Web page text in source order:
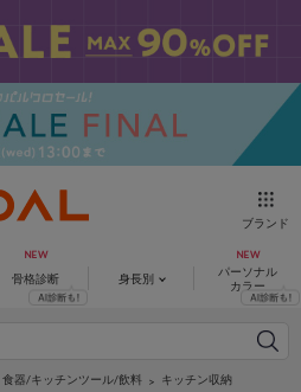
ブランド
骨格診断 身長別
パーソナル
カラー
食器/キッチンツール/飲料
キッチン収納